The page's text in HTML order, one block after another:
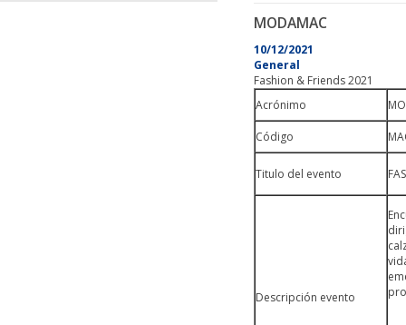
MODAMAC
10/12/2021
General
Fashion & Friends 2021
Acrónimo
Código
Titulo del evento
Descripción evento